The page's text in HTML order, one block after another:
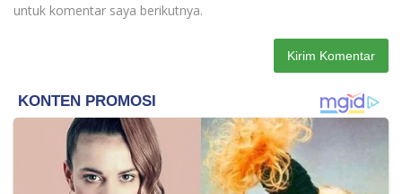
untuk komentar saya berikutnya.